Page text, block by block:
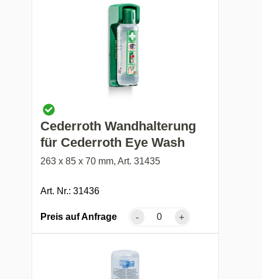
Cederroth Wandhalterung
für Cederroth Eye Wash
263 x 85 x 70 mm, Art. 31435
Art. Nr.: 31436
Preis auf Anfrage - +